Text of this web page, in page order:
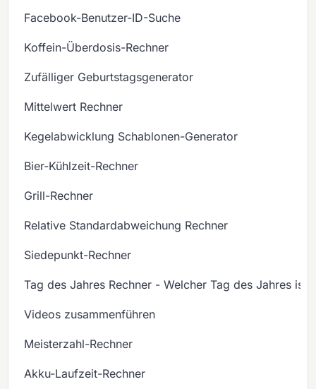
Facebook-Benutzer-ID-Suche
Koffein-Überdosis-Rechner
Zufälliger Geburtstagsgenerator
Mittelwert Rechner
Kegelabwicklung Schablonen-Generator
Bier-Kühlzeit-Rechner
Grill-Rechner
Relative Standardabweichung Rechner
Siedepunkt-Rechner
Tag des Jahres Rechner - Welcher Tag des Jahres ist
Videos zusammenführen
Meisterzahl-Rechner
Akku-Laufzeit-Rechner